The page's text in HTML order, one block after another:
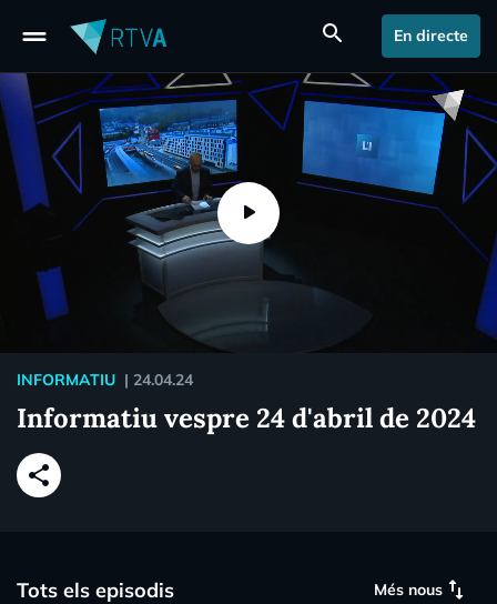
drag_handle search En directe
INFORMATIU | 24.04.24
Informatiu vespre 24 d'abril de 2024
share
Tots els episodis Més nous swap_vert